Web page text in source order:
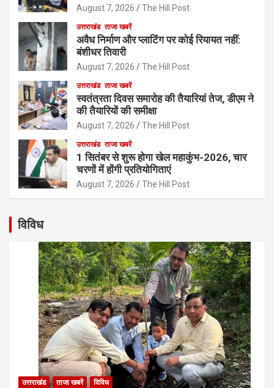
August 7, 2026 The Hill Post
उत्तराखंड ताजा खबरें
अवैध निर्माण और प्लाटिंग पर कोई रियायत नहीं:
बंशीधर तिवारी
August 7, 2026 The Hill Post
उत्तराखंड ताजा खबरें
स्वतंत्रता दिवस समारोह की तैयारियां तेज, डीएम ने
की तैयारियों की समीक्षा
August 7, 2026 The Hill Post
उत्तराखंड ताजा खबरें
1 सितंबर से शुरू होगा खेल महाकुंभ-2026, चार
चरणों में होंगी प्रतियोगिताएं
August 7, 2026 The Hill Post
विविध
उत्तराखंड ताजा खबरें विविध